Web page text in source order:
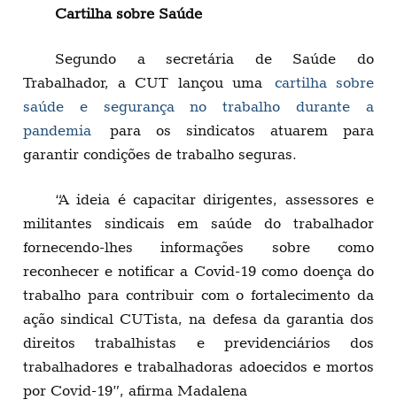
Cartilha sobre Saúde
Segundo a secretária de Saúde do
Trabalhador, a CUT lançou uma cartilha sobre
saúde e segurança no trabalho durante a
pandemia para os sindicatos atuarem para
garantir condições de trabalho seguras.
“A ideia é capacitar dirigentes, assessores e
militantes sindicais em saúde do trabalhador
fornecendo-lhes informações sobre como
reconhecer e notificar a Covid-19 como doença do
trabalho para contribuir com o fortalecimento da
ação sindical CUTista, na defesa da garantia dos
direitos trabalhistas e previdenciários dos
trabalhadores e trabalhadoras adoecidos e mortos
por Covid-19”, afirma Madalena